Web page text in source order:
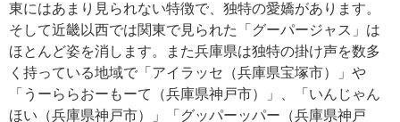
東にはあまり見られない特徴で、独特の愛嬌があります。
そして近畿以西では関東で見られた「グーパージャス」は
ほとんど姿を消します。また兵庫県は独特の掛け声を数多
く持っている地域で「アイラッセ（兵庫県宝塚市）」や
「うーららおーもーて（兵庫県神戸市）」、「いんじゃん
ほい（兵庫県神戸市）」「グッパーッパー（兵庫県神戸